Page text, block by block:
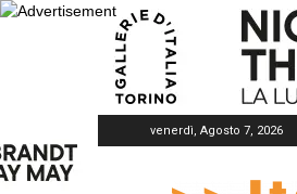
venerdì, Agosto 7, 2026